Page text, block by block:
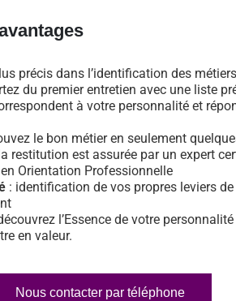
précis dans l’identification des
du premier entretien avec une liste
à votre personnalité et
le bon métier en seulement
restitution est assurée par un expert
Orientation Professionnelle
: identification de vos propres leviers
l’Essence de votre
en valeur.
Nous contacter par téléphone